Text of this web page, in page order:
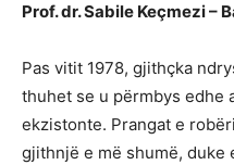
Prof. dr. Sabile Keçmezi –
Pas vitit 1978, gjithçka
thuhet se u përmbys edhe
ekzistonte. Prangat e
gjithnjë e më shumë, duke